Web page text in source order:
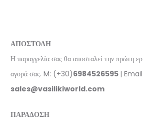
ΑΠΟΣΤΟΛΗ
Η παραγγελία σας θα αποσταλεί την πρώτη
αγορά σας. M: (+30)6984526595 | Email:
sales@vasilikiworld.com
ΠΑΡΑΔΟΣΗ